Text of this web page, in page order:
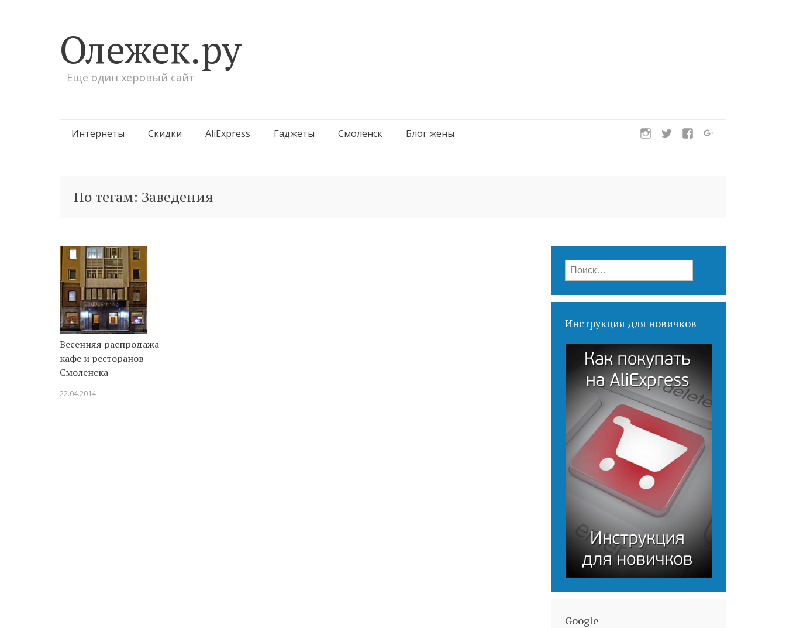
Олежек.ру
Ещё один херовый сайт
Перейти
Интернеты Скидки AliExpress Гаджеты Смоленск Блог жены
По тегам: Заведения
Весенняя распродажа
кафе и ресторанов
Смоленска
22.04.2014
Найти:
Инструкция для новичков
Google